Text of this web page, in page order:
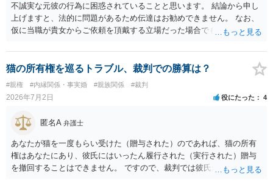
不誠実な元彼の行為に困惑されていることと思います。 結論から申し
上げますと、法的に問題があるため伝達はお勧めできません。 なお、
仮に当職が貴女からご依頼を頂戴する立場だった場合でも、女性の夫
す。 文書偽造の事実を当該男性に伝達することは、事実上、妻が不倫
していたことを伝えるのと同じ効果をもちます。もちろん不倫はよく
ないことですが、それを別の方（とりわけ、女性にとって最も知られ
たくない相手である夫）に事実上であれ伝えることは別の法的問題
（プライバシー権侵害の問題）が発生します。
猫の所有権を巡るトラブル、裁判での勝算は？
#親権 #内縁関係・事実婚 #親族関係 #裁判
2026年7月2日 役にたった 4
匿名A 弁護士
あなたが猫を一度もらい受けた（贈与された）のであれば、猫の所有
権はあなたにあり、彼氏にはいったん履行された（実行された）贈与
を撤回することはできません。 ですので、裁判では彼氏が勝つことは